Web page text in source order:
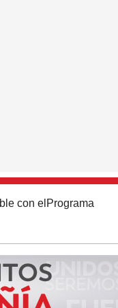
con el Programa